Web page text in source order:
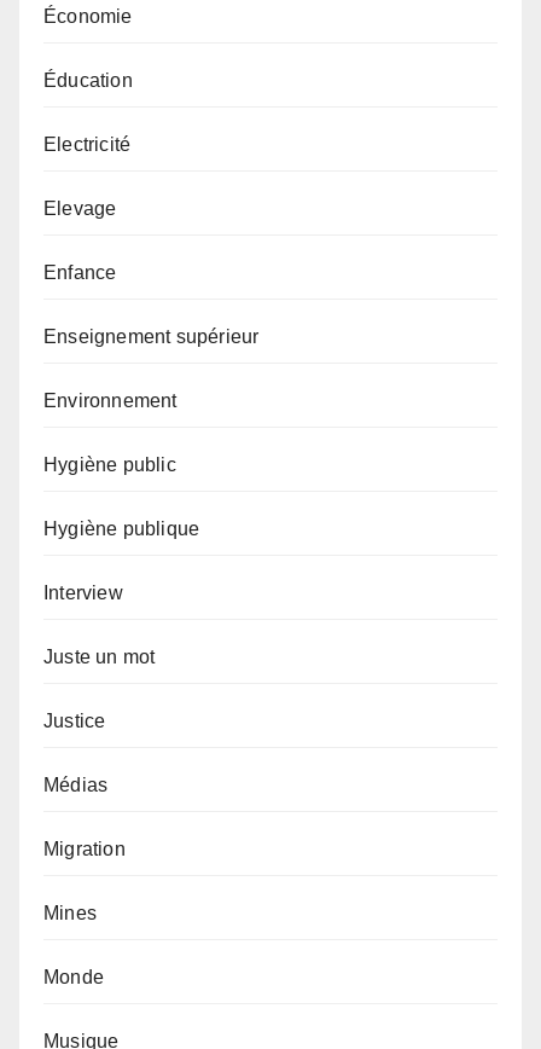
Économie
Éducation
Electricité
Elevage
Enfance
Enseignement supérieur
Environnement
Hygiène public
Hygiène publique
Interview
Juste un mot
Justice
Médias
Migration
Mines
Monde
Musique